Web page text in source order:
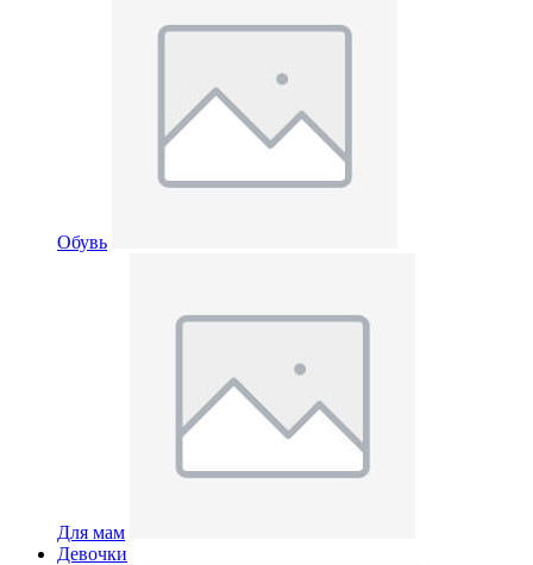
Обувь
Для мам
Девочки